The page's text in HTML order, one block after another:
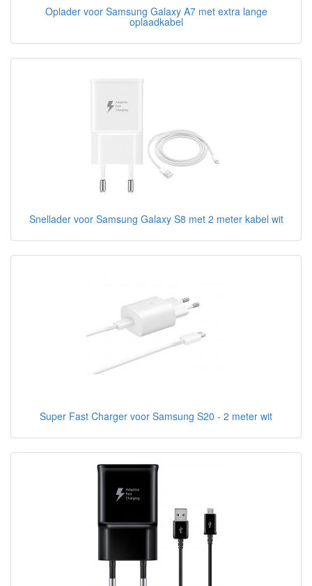
Oplader voor Samsung Galaxy A7 met extra lange
oplaadkabel
Snellader voor Samsung Galaxy S8 met 2 meter kabel wit
Super Fast Charger voor Samsung S20 - 2 meter wit